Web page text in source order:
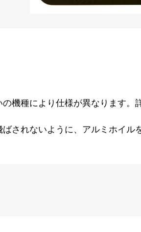
機種により仕様が異なります。
されないように、アルミホイル